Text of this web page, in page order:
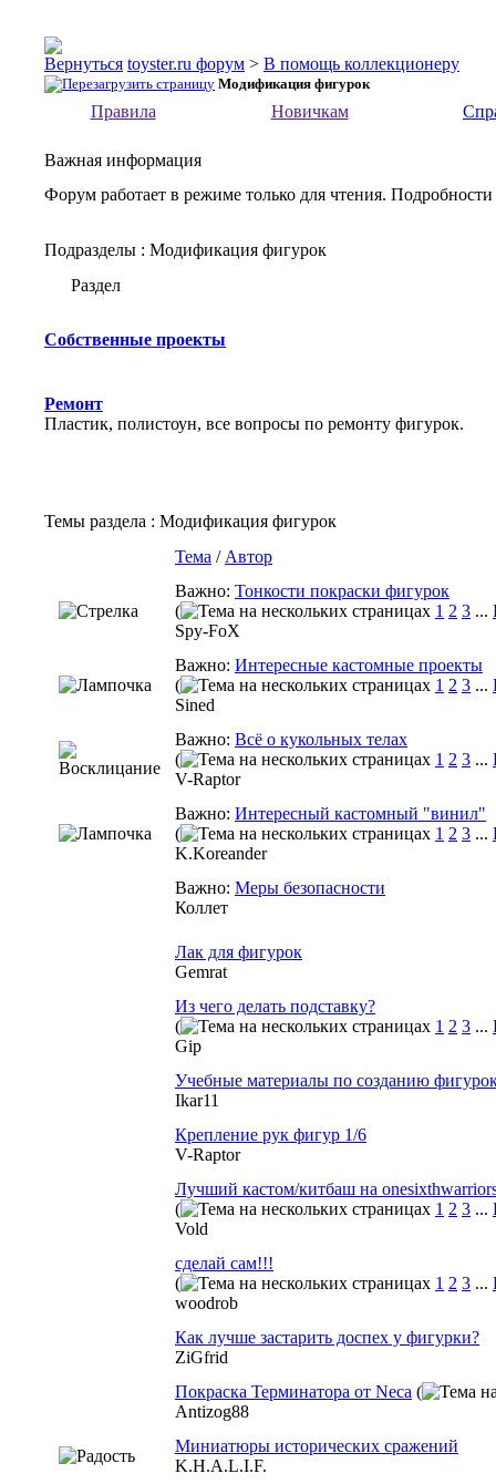
toyster.ru форум > В помощь коллекционеру
Модификация фигурок
Правила Новичкам
Важная информация
Форум работает в режиме только для чтения.
Подразделы : Модификация фигурок
Раздел
Собственные проекты
Ремонт
Пластик, полистоун, все вопросы по ремонту фигурок.
Темы раздела : Модификация фигурок
Тема / Автор
Важно: Тонкости покраски фигурок
(
1 2 3 ...
Spy-FoX
Важно: Интересные кастомные проекты
(
1 2 3 ...
Sined
Важно: Всё о кукольных телах
(
1 2 3 ...
V-Raptor
Важно: Интересный кастомный "винил"
(
1 2 3 ...
K.Koreander
Важно: Меры безопасности
Коллет
Лак для фигурок
Gemrat
Из чего делать подставку?
(
1 2 3 ...
Gip
Учебные материалы по созданию
Ikar11
Крепление рук фигур 1/6
V-Raptor
Лучший кастом/китбаш на
(
1 2 3 ...
Vold
сделай сам!!!
(
1 2 3 ...
woodrob
Как лучше застарить доспех у фигурки?
ZiGfrid
Покраска Терминатора от Neca (
Antizog88
Миниатюры исторических сражений
K.H.A.L.I.F.